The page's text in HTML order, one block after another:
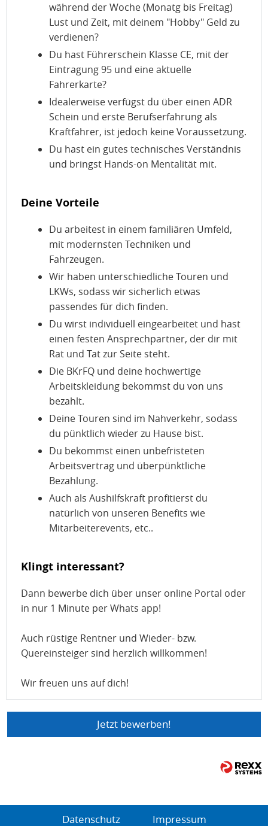
während der Woche (Monatg bis Freitag)
Lust und Zeit, mit deinem "Hobby" Geld zu
verdienen?
Du hast Führerschein Klasse CE, mit der
Eintragung 95 und eine aktuelle
Fahrerkarte?
Idealerweise verfügst du über einen ADR
Schein und erste Berufserfahrung als
Kraftfahrer, ist jedoch keine Voraussetzung.
Du hast ein gutes technisches Verständnis
und bringst Hands-on Mentalität mit.
Deine Vorteile
Du arbeitest in einem familiären Umfeld,
mit modernsten Techniken und
Fahrzeugen.
Wir haben unterschiedliche Touren und
LKWs, sodass wir sicherlich etwas
passendes für dich finden.
Du wirst individuell eingearbeitet und hast
einen festen Ansprechpartner, der dir mit
Rat und Tat zur Seite steht.
Die BKrFQ und deine hochwertige
Arbeitskleidung bekommst du von uns
bezahlt.
Deine Touren sind im Nahverkehr, sodass
du pünktlich wieder zu Hause bist.
Du bekommst einen unbefristeten
Arbeitsvertrag und überpünktliche
Bezahlung.
Auch als Aushilfskraft profitierst du
natürlich von unseren Benefits wie
Mitarbeiterevents, etc..
Klingt interessant?
Dann bewerbe dich über unser online Portal oder
in nur 1 Minute per Whats app!
Auch rüstige Rentner und Wieder- bzw.
Quereinsteiger sind herzlich willkommen!
Wir freuen uns auf dich!
Jetzt bewerben!
Datenschutz Impressum